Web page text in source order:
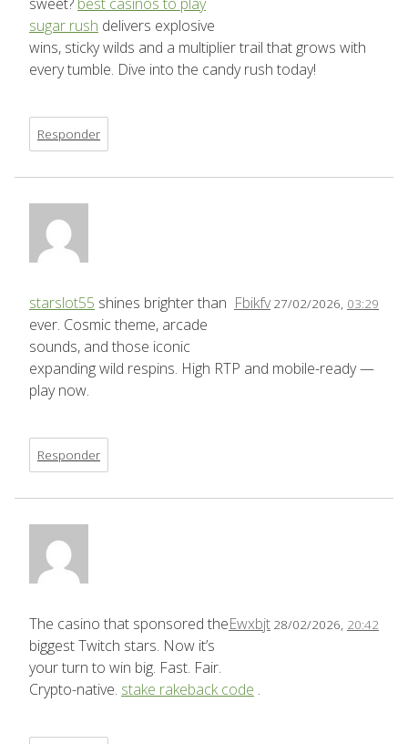
sweet? best casinos to play
sugar rush delivers explosive
wins, sticky wilds and a multiplier trail that grows with
every tumble. Dive into the candy rush today!
Responder
Fbikfv 27/02/2026, 03:29
starslot55 shines brighter than
ever. Cosmic theme, arcade
sounds, and those iconic
expanding wild respins. High RTP and mobile-ready —
play now.
Responder
Ewxbjt 28/02/2026, 20:42
The casino that sponsored the
biggest Twitch stars. Now it’s
your turn to win big. Fast. Fair.
Crypto-native. stake rakeback code .